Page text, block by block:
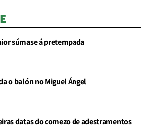
súmase á pretempada
o balón no Miguel Ángel
datas do comezo de adestramentos